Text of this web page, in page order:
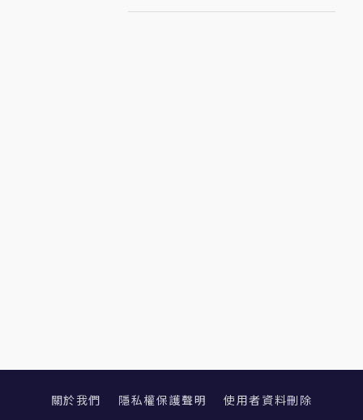
關於我們 隱私權保護聲明 使用者資料刪除